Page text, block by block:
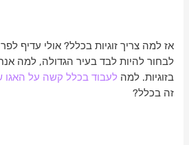
אז למה צריך זוגיות בכלל? אולי עדיף
לבחור להיות לבד בעיר הגדולה, למה
בזוגיות. למהלעבוד בכלל קשה על האגו
זה בכלל?